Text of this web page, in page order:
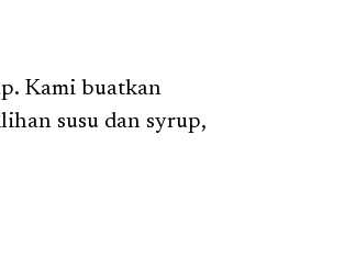
Kami buatkan
susu dan syrup,